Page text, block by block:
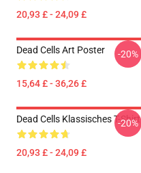
20,93 £ - 24,09 £
Dead Cells Art Poster
15,64 £ - 36,26 £
-20%
Dead Cells Klassisches T-Shirt
20,93 £ - 24,09 £
-20%